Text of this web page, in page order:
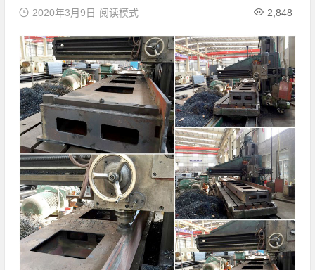
2020年3月9日 2,848
阅读模式